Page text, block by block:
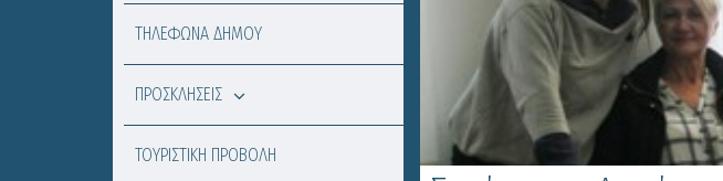
ΤΗΛΕΦΩΝΑ ΔΗΜΟΥ
ΠΡΟΣΚΛΗΣΕΙΣ
ΤΟΥΡΙΣΤΙΚΗ ΠΡΟΒΟΛΗ